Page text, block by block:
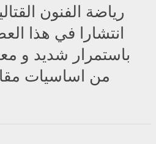
رياضة الفنون
انتشارا في هذا
باستمرار شديد و
من اساسيات